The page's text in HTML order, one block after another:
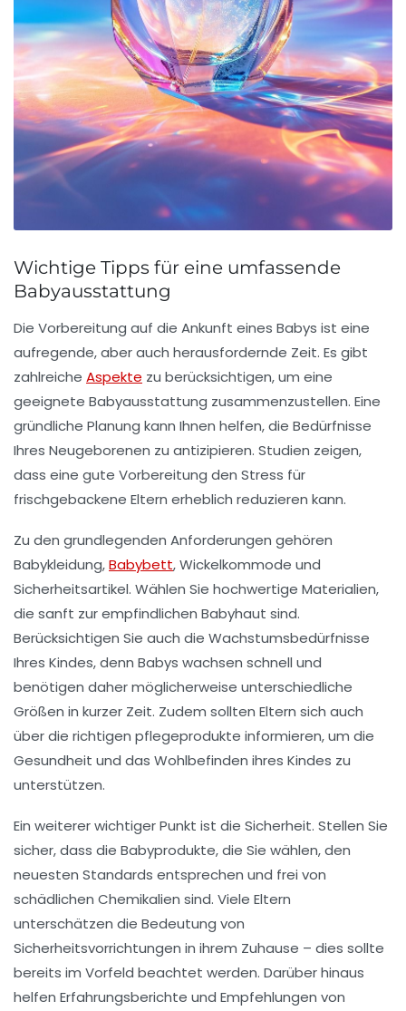
Wichtige Tipps für eine umfassende
Babyausstattung
Die Vorbereitung auf die Ankunft eines Babys ist eine
aufregende, aber auch herausfordernde Zeit. Es gibt
zahlreiche Aspekte zu berücksichtigen, um eine
geeignete Babyausstattung zusammenzustellen. Eine
gründliche Planung kann Ihnen helfen, die Bedürfnisse
Ihres Neugeborenen zu antizipieren. Studien zeigen,
dass eine gute Vorbereitung den Stress für
frischgebackene Eltern erheblich reduzieren kann.
Zu den grundlegenden Anforderungen gehören
Babykleidung,Babybett,Wickelkommode und
Sicherheitsartikel. Wählen Sie hochwertige Materialien,
die sanft zur empfindlichen Babyhaut sind.
Berücksichtigen Sie auch die Wachstumsbedürfnisse
Ihres Kindes, denn Babys wachsen schnell und
benötigen daher möglicherweise unterschiedliche
Größen in kurzer Zeit. Zudem sollten Eltern sich auch
über die richtigen pflegeprodukte informieren, um die
Gesundheit und das Wohlbefinden ihres Kindes zu
unterstützen.
Ein weiterer wichtiger Punkt ist die Sicherheit. Stellen Sie
sicher, dass die Babyprodukte, die Sie wählen, den
neuesten Standards entsprechen und frei von
schädlichen Chemikalien sind. Viele Eltern
unterschätzen die Bedeutung von
Sicherheitsvorrichtungen in ihrem Zuhause – dies sollte
bereits im Vorfeld beachtet werden. Darüber hinaus
helfen Erfahrungsberichte und Empfehlungen von